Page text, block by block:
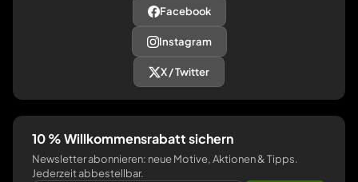
Facebook
Instagram
X / Twitter
10 % Willkommensrabatt sichern
Newsletter abonnieren: neue Motive, Aktionen & Tipps.
Jederzeit abbestellbar.